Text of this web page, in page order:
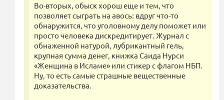
Во-вторых, обыск хорош еще и тем, что
позволяет сыграть на авось: вдруг что-то
обнаружится, что уголовному делу поможет или
просто человека дискредитирует. Журнал с
обнаженной натурой, лубрикантный гель,
крупная сумма денег, книжка Саида Нурси
«Женщина в Исламе» или стикер с флагом НБП.
Ну, то есть самые страшные вещественные
доказательства.